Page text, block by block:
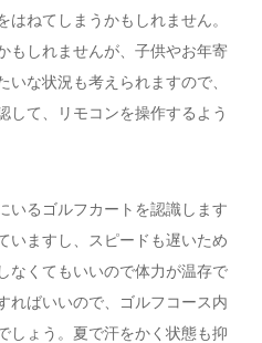
ねてしまうかもしれません。
もしれませんが、子供やお年寄
いな状況も考えられますので、
して、リモコンを操作するよう
いるゴルフカートを認識します
いますし、スピードも遅いため
なくてもいいので体力が温存で
ればいいので、ゴルフコース内
しょう。夏で汗をかく状態も抑